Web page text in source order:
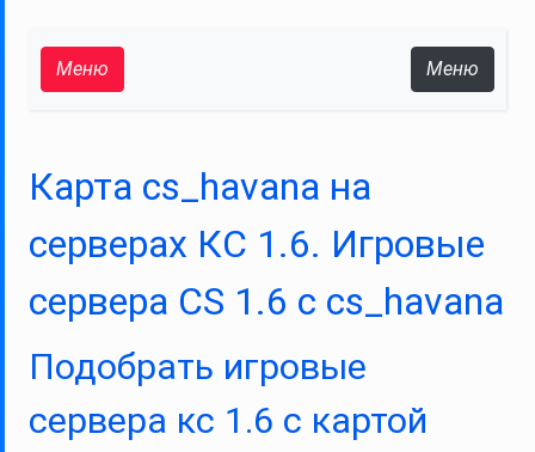
Меню Меню
Карта cs_havana на
серверах КС 1.6. Игровые
сервера CS 1.6 с cs_havana
Подобрать игровые
сервера кс 1.6 с картой